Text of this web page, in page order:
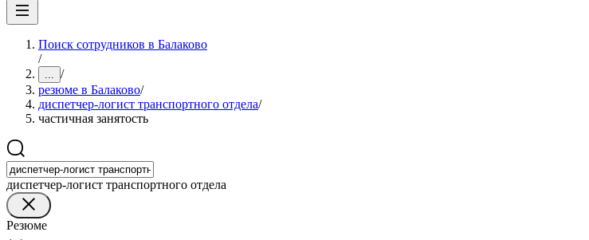
Поиск сотрудников в Балаково
/
... /
резюме в Балаково/
диспетчер-логист транспортного отдела/
частичная занятость
диспетчер-логист транспортного отдела
Резюме